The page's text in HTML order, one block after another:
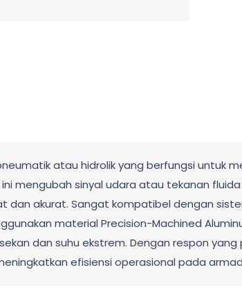
atau hidrolik yang berfungsi untuk
mengubah sinyal udara atau tekanan
akurat. Sangat kompatibel dengan
material Precision-Machined
dan suhu ekstrem. Dengan respon
efisiensi operasional pada